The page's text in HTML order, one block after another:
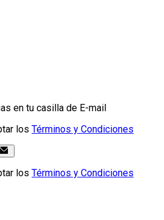
en tu casilla de E-mail
los Términos y Condiciones
los Términos y Condiciones